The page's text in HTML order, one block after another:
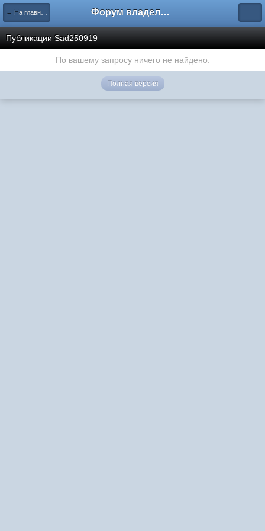
← На главную Форум владельцев интернет-магазинов
Публикации Sad250919
По вашему запросу ничего не найдено.
Полная версия